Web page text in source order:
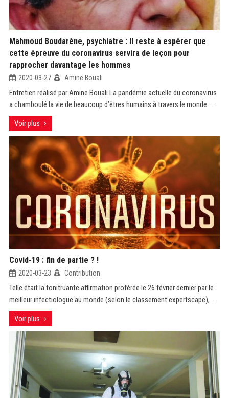
Mahmoud Boudarène, psychiatre : Il reste à espérer que
cette épreuve du coronavirus servira de leçon pour
rapprocher davantage les hommes
2020-03-27 Amine Bouali
Entretien réalisé par Amine Bouali La pandémie actuelle du coronavirus
a chamboulé la vie de beaucoup d’êtres humains à travers le monde. ...
Voir plus
Covid-19 : fin de partie ? !
2020-03-23 Contribution
Telle était la tonitruante affirmation proférée le 26 février dernier par le
meilleur infectiologue au monde (selon le classement expertscape), ...
Voir plus